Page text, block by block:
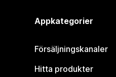
Appkategorier
Försäljningskanaler
Hitta produkter